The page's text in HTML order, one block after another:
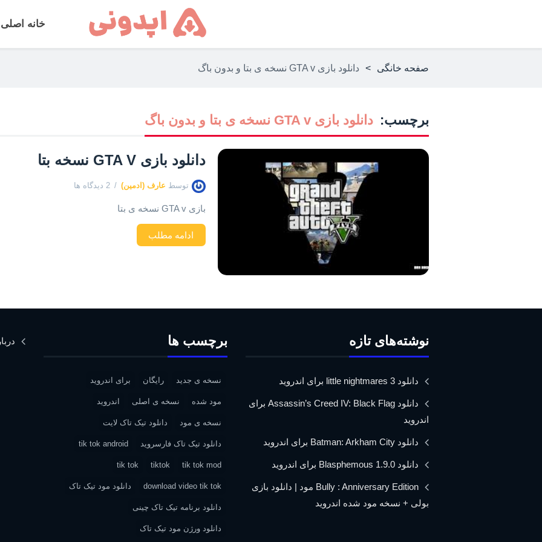
خانه اصلی
صفحه خانگی > دانلود بازی GTA v نسخه ی بتا و بدون باگ
برچسب: دانلود بازی GTA v نسخه ی بتا و بدون باگ
دانلود بازی GTA V نسخه بتا
توسط عارف (ادمین) 2 دیدگاه ها
بازی GTA v نسخه ی بتا
ادامه مطلب
نوشته‌های تازه
دانلود little nightmares 3 برای اندروید
دانلود Assassin’s Creed IV: Black Flag برای
اندروید
دانلود Batman: Arkham City برای اندروید
دانلود Blasphemous 1.9.0 برای اندروید
Bully : Anniversary Edition مود | دانلود بازی
بولی + نسخه مود شده اندروید
برچسب ها
نسخه ی جدید رایگان برای اندروید
مود شده نسخه ی اصلی اندروید
نسخه ی مود دانلود تیک تاک لایت
دانلود تیک تاک فارسروید tik tok android
tik tok mod
tiktok
tik tok
download video tik tok دانلود مود تیک تاک
دانلود برنامه تیک تاک چینی
دانلود ورژن مود تیک تاک